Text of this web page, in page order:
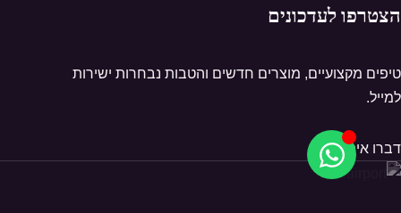
הצטרפו לעדכונים
טיפים מקצועיים, מוצרים חדשים והטבות נבחרות ישירות
למייל.
דברו איתנו